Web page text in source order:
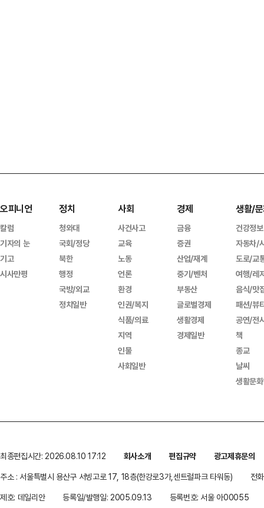
오피니언
칼럼
기자의 눈
기고
시사만평
정치
청와대
국회/정당
북한
행정
국방/외교
정치일반
사회
사건사고
교육
노동
언론
환경
인권/복지
식품/의료
지역
인물
사회일반
경제
금융
증권
산업/재계
중기/벤처
부동산
글로벌경제
생활경제
경제일반
생활/
건강정보
자동차/
도로/교
여행/레
음식/맛
패션/뷰
공연/전
책
종교
날씨
생활문
최종편집시간: 2026.08.10 17:12 회사소개 편집규약
광고제휴문의
주소 : 서울특별시 용산구 서빙고로 17, 18층(한강로3가,센트럴파크 타워동)
전
제호: 데일리안
등록일/발행일: 2005.09.13 등록번호: 서울 아00055